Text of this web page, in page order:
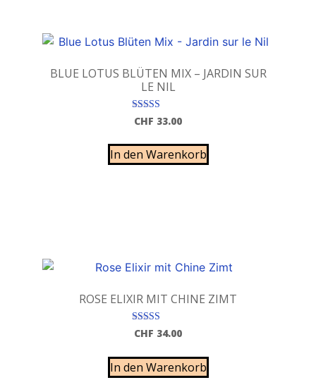
BLUE LOTUS BLÜTEN MIX – JARDIN SUR
LE NIL
Bewertet mit
5.00
CHF 33.00
In den Warenkorb
ROSE ELIXIR MIT CHINE ZIMT
Bewertet mit
5.00
CHF 34.00
In den Warenkorb